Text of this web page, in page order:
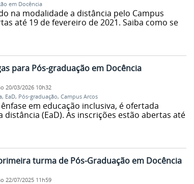
em Docência
na modalidade a distância pelo Campus
até 19 de fevereiro de 2021. Saiba como se
para Pós-graduação em Docência
20/03/2026 10h32
, EaD, Pós-graduação, Campus Arcos
em educação inclusiva, é ofertada
(EaD). As inscrições estão abertas até
turma de Pós-Graduação em Docência
22/07/2025 11h59